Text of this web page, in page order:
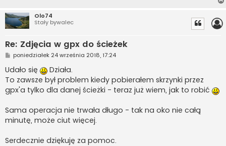
Olo74
Stały bywalec
Re: Zdjęcia w gpx do ścieżek
P
o
s
t
poniedziałek 24 września 2018, 17:24
Udało się
Działa.
To zawsze był problem kiedy pobierałem skrzynki przez
gpx'a tylko dla danej ścieżki - teraz już wiem, jak to robić
Sama operacja nie trwała długo - tak na oko nie całą
minutę, może ciut więcej.
Serdecznie dziękuję za pomoc.